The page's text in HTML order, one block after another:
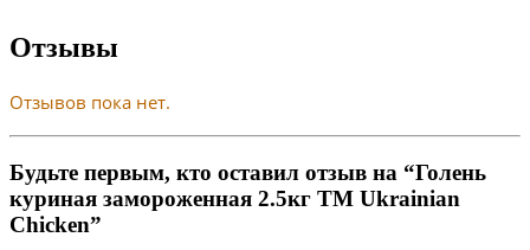
Отзывы
Отзывов пока нет.
Будьте первым, кто оставил отзыв на “Голень
куриная замороженная 2.5кг ТМ Ukrainian
Chicken”